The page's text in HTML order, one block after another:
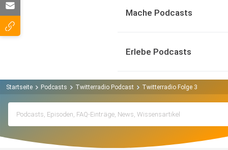
Mache Podcasts
Erlebe Podcasts
Startseite Podcasts Twitterradio Podcast Twitterradio Folge 3